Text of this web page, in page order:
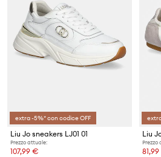
extra -5%* con codice OFF
Liu Jo sneakers LJ01 01
Prezzo attuale:
107,99 €
Prezzo